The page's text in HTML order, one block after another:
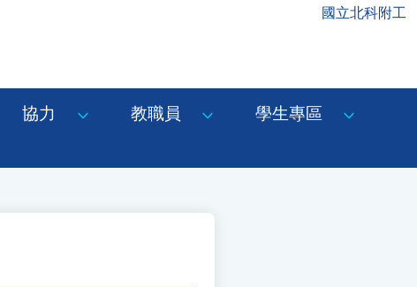
國立北科附工
協力 教職員
學生專區